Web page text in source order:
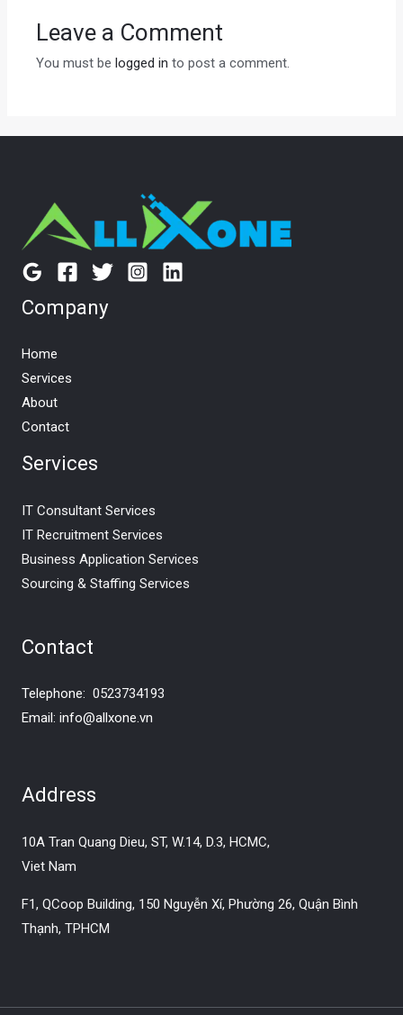
Leave a Comment
You must belogged in to post a comment.
Company
Home
Services
About
Contact
Services
IT Consultant Services
IT Recruitment Services
Business Application Services
Sourcing & Staffing Services
Contact
Telephone: 0523734193
Email: info@allxone.vn
Address
10A Tran Quang Dieu, ST, W.14, D.3, HCMC,
Viet Nam
F1, QCoop Building, 150 Nguyễn Xí, Phường 26, Quận Bình
Thạnh, TPHCM